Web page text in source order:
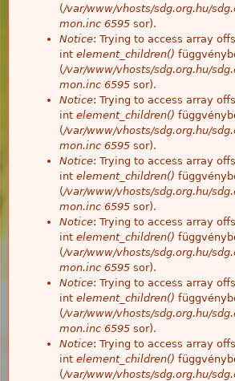
(/var/www/vhosts/sdg.org.hu/
mon.inc 6595 sor).
Notice: Trying to access array
int element_children()
(/var/www/vhosts/sdg.org.hu/
mon.inc 6595 sor).
Notice: Trying to access array
int element_children()
(/var/www/vhosts/sdg.org.hu/
mon.inc 6595 sor).
Notice: Trying to access array
int element_children()
(/var/www/vhosts/sdg.org.hu/
mon.inc 6595 sor).
Notice: Trying to access array
int element_children()
(/var/www/vhosts/sdg.org.hu/
mon.inc 6595 sor).
Notice: Trying to access array
int element_children()
(/var/www/vhosts/sdg.org.hu/
mon.inc 6595 sor).
Notice: Trying to access array
int element_children()
(/var/www/vhosts/sdg.org.hu/